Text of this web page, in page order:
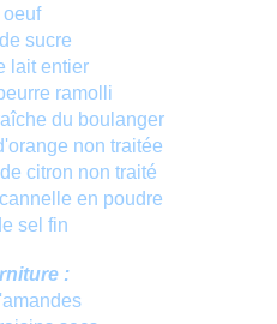
oeuf
sucre
lait entier
ramolli
du boulanger
non traitée
citron non traité
en poudre
sel fin
: